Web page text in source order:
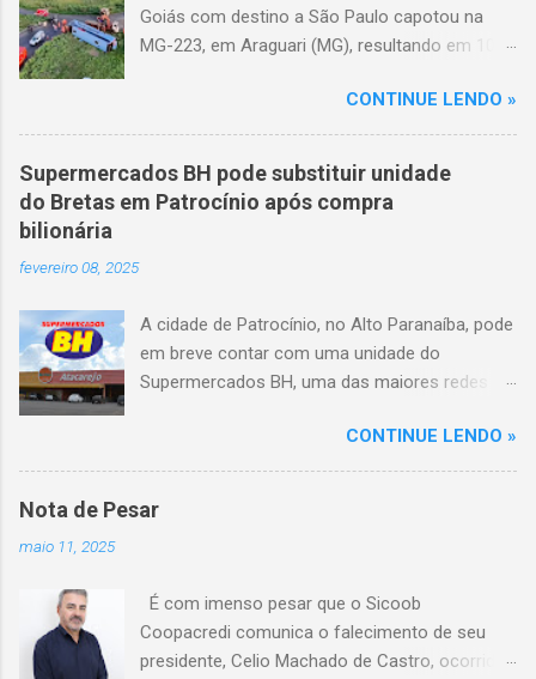
Goiás com destino a São Paulo capotou na
MG-223, em Araguari (MG), resultando em 10
volta das 3h40, próximo ao trevo de Queixinho,
quando o motorista perdeu o controle do
veículo, atravessou o canteiro central e
capotou em uma alça de acesso. Entre as
vítimas fatais, há duas crianças de
CONTINUE LENDO »
Supermercados BH pode substituir unidade
do Bretas em Patrocínio após compra
bilionária
fevereiro 08, 2025
A cidade de Patrocínio, no Alto Paranaíba, pode
em breve contar com uma unidade do
Supermercados BH, uma das maiores redes do
o braço mineiro da rede Bretas por R$ 716
milhões, conforme anunciado na última sexta-
Guimarães, 455, no bairro Santo Antônio. Com
a aquisição, existe a possibilidade de que essa
unidade seja convertida em um Supermercados
CONTINUE LENDO »
Nota de Pesar
maio 11, 2025
É com imenso pesar que o Sicoob
Coopacredi comunica o falecimento de seu
presidente, Celio Machado de Castro, ocorrido